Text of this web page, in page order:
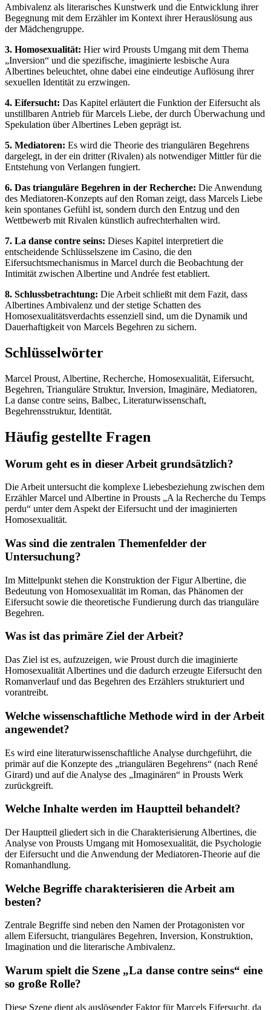
Ambivalenz als literarisches Kunstwerk und die Entwicklung ihrer
Begegnung mit dem Erzähler im Kontext ihrer Herauslösung aus
der Mädchengruppe.
3. Homosexualität: Hier wird Prousts Umgang mit dem Thema
„Inversion“ und die spezifische, imaginierte lesbische Aura
Albertines beleuchtet, ohne dabei eine eindeutige Auflösung ihrer
sexuellen Identität zu erzwingen.
4. Eifersucht: Das Kapitel erläutert die Funktion der Eifersucht als
unstillbaren Antrieb für Marcels Liebe, der durch Überwachung und
Spekulation über Albertines Leben geprägt ist.
5. Mediatoren: Es wird die Theorie des triangulären Begehrens
dargelegt, in der ein dritter (Rivalen) als notwendiger Mittler für die
Entstehung von Verlangen fungiert.
6. Das trianguläre Begehren in der Recherche: Die Anwendung
des Mediatoren-Konzepts auf den Roman zeigt, dass Marcels Liebe
kein spontanes Gefühl ist, sondern durch den Entzug und den
Wettbewerb mit Rivalen künstlich aufrechterhalten wird.
7. La danse contre seins: Dieses Kapitel interpretiert die
entscheidende Schlüsselszene im Casino, die den
Eifersuchtsmechanismus in Marcel durch die Beobachtung der
Intimität zwischen Albertine und Andrée fest etabliert.
8. Schlussbetrachtung: Die Arbeit schließt mit dem Fazit, dass
Albertines Ambivalenz und der stetige Schatten des
Homosexualitätsverdachts essenziell sind, um die Dynamik und
Dauerhaftigkeit von Marcels Begehren zu sichern.
Schlüsselwörter
Marcel Proust, Albertine, Recherche, Homosexualität, Eifersucht,
Begehren, Trianguläre Struktur, Inversion, Imaginäre, Mediatoren,
La danse contre seins, Balbec, Literaturwissenschaft,
Begehrensstruktur, Identität.
Häufig gestellte Fragen
Worum geht es in dieser Arbeit grundsätzlich?
Die Arbeit untersucht die komplexe Liebesbeziehung zwischen dem
Erzähler Marcel und Albertine in Prousts „A la Recherche du Temps
perdu“ unter dem Aspekt der Eifersucht und der imaginierten
Homosexualität.
Was sind die zentralen Themenfelder der
Untersuchung?
Im Mittelpunkt stehen die Konstruktion der Figur Albertine, die
Bedeutung von Homosexualität im Roman, das Phänomen der
Eifersucht sowie die theoretische Fundierung durch das trianguläre
Begehren.
Was ist das primäre Ziel der Arbeit?
Das Ziel ist es, aufzuzeigen, wie Proust durch die imaginierte
Homosexualität Albertines und die dadurch erzeugte Eifersucht den
Romanverlauf und das Begehren des Erzählers strukturiert und
vorantreibt.
Welche wissenschaftliche Methode wird in der Arbeit
angewendet?
Es wird eine literaturwissenschaftliche Analyse durchgeführt, die
primär auf die Konzepte des „triangulären Begehrens“ (nach René
Girard) und auf die Analyse des „Imaginären“ in Prousts Werk
zurückgreift.
Welche Inhalte werden im Hauptteil behandelt?
Der Hauptteil gliedert sich in die Charakterisierung Albertines, die
Analyse von Prousts Umgang mit Homosexualität, die Psychologie
der Eifersucht und die Anwendung der Mediatoren-Theorie auf die
Romanhandlung.
Welche Begriffe charakterisieren die Arbeit am
besten?
Zentrale Begriffe sind neben den Namen der Protagonisten vor
allem Eifersucht, trianguläres Begehren, Inversion, Konstruktion,
Imagination und die literarische Ambivalenz.
Warum spielt die Szene „La danse contre seins“ eine
so große Rolle?
Diese Szene dient als auslösender Faktor für Marcels Eifersucht, da